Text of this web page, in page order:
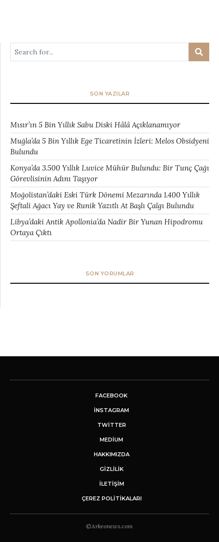
SON YAZILAR
Mısır’ın 5 Bin Yıllık Sabu Diski Hâlâ Açıklanamıyor
Muğla’da 5 Bin Yıllık Ege Ticaretinin İzleri: Melos Obsidyeni
Bulundu
Konya’da 3.500 Yıllık Luvice Mühür Bulundu: Bir Tunç Çağı
Görevlisinin Adını Taşıyor
Moğolistan’daki Eski Türk Dönemi Mezarında 1.400 Yıllık
Şeftali Ağacı Yay ve Runik Yazıtlı At Başlı Çalgı Bulundu
Libya’daki Antik Apollonia’da Nadir Bir Yunan Hipodromu
Ortaya Çıktı
SON YORUMLAR
FACEBOOK
INSTAGRAM
TWITTER
MEDIUM
HAKKIMIZDA
GİZLİLİK
İLETIŞIM
ÇEREZ POLITIKALARI
©Arkeonews.com